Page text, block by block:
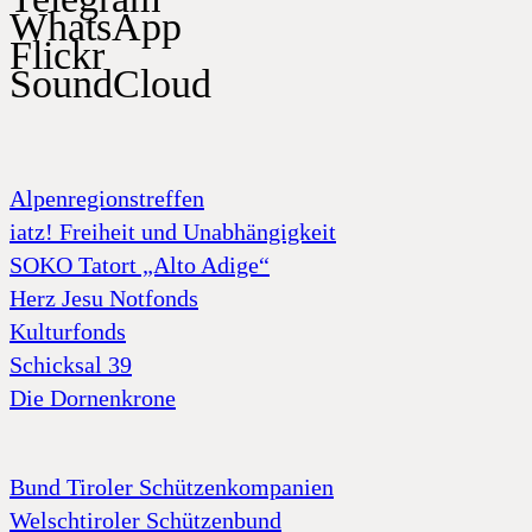
WhatsApp
Flickr
SoundCloud
Alpenregionstreffen
iatz! Freiheit und Unabhängigkeit
SOKO Tatort „Alto Adige“
Herz Jesu Notfonds
Kulturfonds
Schicksal 39
Die Dornenkrone
Bund Tiroler Schützenkompanien
Welschtiroler Schützenbund